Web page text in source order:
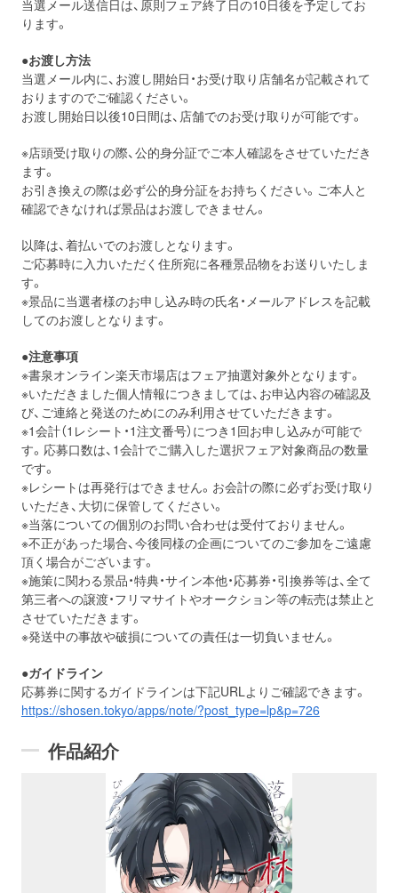
当選メール送信日は、原則フェア終了日の10日後を予定してお
ります。
●お渡し方法
当選メール内に、お渡し開始日・お受け取り店舗名が記載されて
おりますのでご確認ください。
お渡し開始日以後10日間は、店舗でのお受け取りが可能です。
※店頭受け取りの際、公的身分証でご本人確認をさせていただき
ます。
お引き換えの際は必ず公的身分証をお持ちください。ご本人と
確認できなければ景品はお渡しできません。
以降は、着払いでのお渡しとなります。
ご応募時に入力いただく住所宛に各種景品物をお送りいたしま
す。
※景品に当選者様のお申し込み時の氏名・メールアドレスを記載
してのお渡しとなります。
●注意事項
※書泉オンライン楽天市場店はフェア抽選対象外となります。
※いただきました個人情報につきましては、お申込内容の確認及
び、ご連絡と発送のためにのみ利用させていただきます。
※1会計（1レシート・1注文番号）につき1回お申し込みが可能で
す。応募口数は、1会計でご購入した選択フェア対象商品の数量
です。
※レシートは再発行はできません。お会計の際に必ずお受け取り
いただき、大切に保管してください。
※当落についての個別のお問い合わせは受付ておりません。
※不正があった場合、今後同様の企画についてのご参加をご遠慮
頂く場合がございます。
※施策に関わる景品・特典・サイン本他・応募券・引換券等は、全て
第三者への譲渡・フリマサイトやオークション等の転売は禁止と
させていただきます。
※発送中の事故や破損についての責任は一切負いません。
●ガイドライン
応募券に関するガイドラインは下記URLよりご確認できます。
https://shosen.tokyo/apps/note/?post_type=lp&p=726
作品紹介